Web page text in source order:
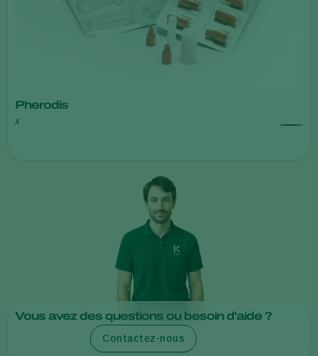
Pherodis
x
Vous avez des questions ou besoin d'aide ?
Contactez-nous